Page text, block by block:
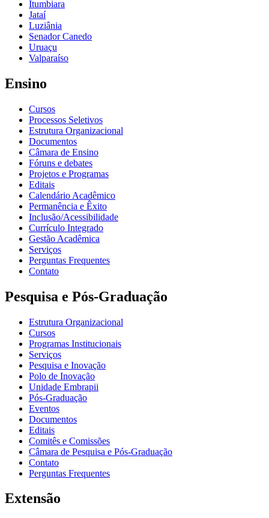
Itumbiara
Jataí
Luziânia
Senador Canedo
Uruaçu
Valparaíso
Ensino
Cursos
Processos Seletivos
Estrutura Organizacional
Documentos
Câmara de Ensino
Fóruns e debates
Projetos e Programas
Editais
Calendário Acadêmico
Permanência e Êxito
Inclusão/Acessibilidade
Currículo Integrado
Gestão Acadêmica
Serviços
Perguntas Frequentes
Contato
Pesquisa e Pós-Graduação
Estrutura Organizacional
Cursos
Programas Institucionais
Serviços
Pesquisa e Inovação
Polo de Inovação
Unidade Embrapii
Pós-Graduação
Eventos
Documentos
Editais
Comitês e Comissões
Câmara de Pesquisa e Pós-Graduação
Contato
Perguntas Frequentes
Extensão